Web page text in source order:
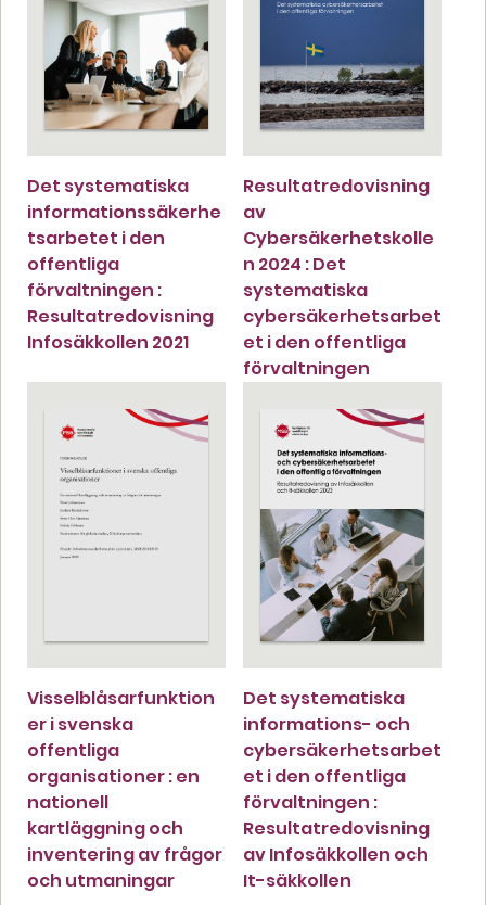
Det systematiska
informationssäkerhe
tsarbetet i den
offentliga
förvaltningen :
Resultatredovisning
Infosäkkollen 2021
Resultatredovisning
av
Cybersäkerhetskolle
n 2024 : Det
systematiska
cybersäkerhetsarbet
et i den offentliga
förvaltningen
Visselblåsarfunktion
er i svenska
offentliga
organisationer : en
nationell
kartläggning och
inventering av frågor
och utmaningar
Det systematiska
informations- och
cybersäkerhetsarbet
et i den offentliga
förvaltningen :
Resultatredovisning
av Infosäkkollen och
It-säkkollen